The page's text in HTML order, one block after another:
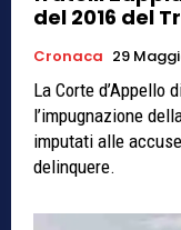
del 2016 del
Cronaca 29
La Corte d’Appello
l’impugnazione
imputati alle
delinquere.